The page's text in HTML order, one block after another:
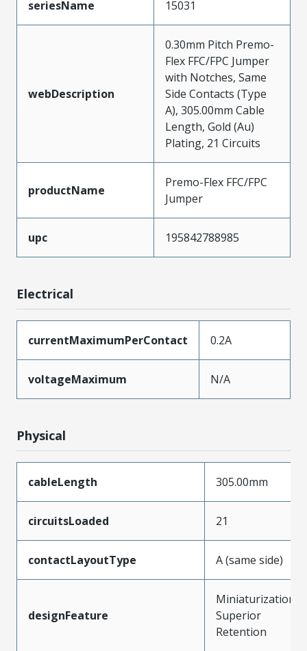
seriesName 15031
webDescription
0.30mm Pitch Premo-
Flex FFC/FPC Jumper
with Notches, Same
Side Contacts (Type
A), 305.00mm Cable
Length, Gold (Au)
Plating, 21 Circuits
productName
Premo-Flex FFC/FPC
Jumper
upc 195842788985
Electrical
currentMaximumPerContact 0.2A
voltageMaximum N/A
Physical
cableLength 305.00mm
circuitsLoaded 21
contactLayoutType A (same side)
designFeature
Miniaturization,
Superior
Retention